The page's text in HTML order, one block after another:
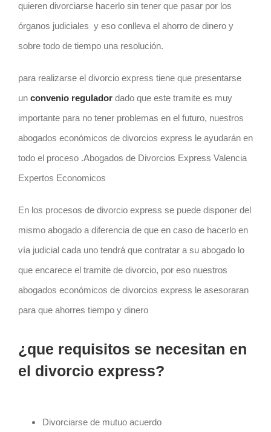
quieren divorciarse hacerlo sin tener que pasar por los
órganos judiciales y eso conlleva el ahorro de dinero y
sobre todo de tiempo una resolución.
para realizarse el divorcio express tiene que presentarse
un convenio regulador dado que este tramite es muy
importante para no tener problemas en el futuro, nuestros
abogados económicos de divorcios express le ayudarán en
todo el proceso .Abogados de Divorcios Express Valencia
Expertos Economicos
En los procesos de divorcio express se puede disponer del
mismo abogado a diferencia de que en caso de hacerlo en
vía judicial cada uno tendrá que contratar a su abogado lo
que encarece el tramite de divorcio, por eso nuestros
abogados económicos de divorcios express le asesoraran
para que ahorres tiempo y dinero
¿que requisitos se necesitan en
el divorcio express?
Divorciarse de mutuo acuerdo